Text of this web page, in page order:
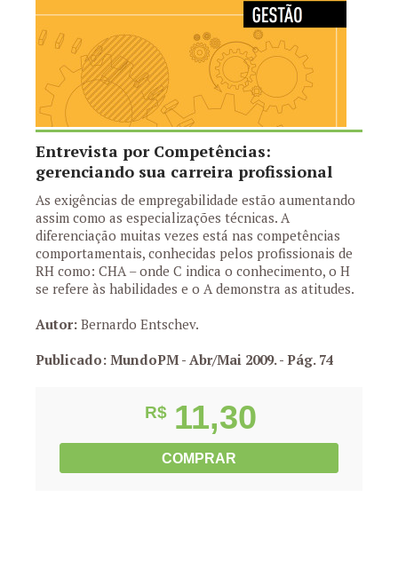
Entrevista por Competências:
gerenciando sua carreira profissional
As exigências de empregabilidade estão aumentando
assim como as especializações técnicas. A
diferenciação muitas vezes está nas competências
comportamentais, conhecidas pelos profissionais de
RH como: CHA – onde C indica o conhecimento, o H
se refere às habilidades e o A demonstra as atitudes.
Autor: Bernardo Entschev.
Publicado: MundoPM - Abr/Mai 2009.- Pág. 74
R$ 11,30
COMPRAR